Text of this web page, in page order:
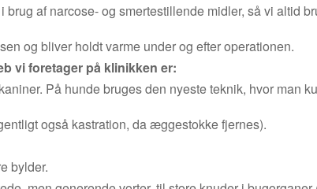
af narcose- og smertestillende midler, så vi altid
og bliver holdt varme under og efter operationen.
vi foretager på klinikken er:
På hunde bruges den nyeste teknik, hvor man
også kastration, da æggestokke fjernes).
bylder.